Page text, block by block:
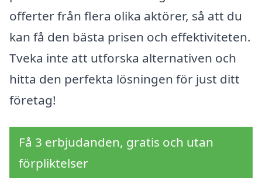
offerter från flera olika aktörer, så att du
kan få den bästa prisen och effektiviteten.
Tveka inte att utforska alternativen och
hitta den perfekta lösningen för just ditt
företag!
Få 3 erbjudanden, gratis och utan
förpliktelser